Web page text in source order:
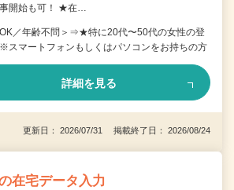
開始も可！ ★在…
OK／年齢不問＞⇒★特に20代〜50代の女性の登
マートフォンもしくはパソコンをお持ちの方
詳細を見る
更新日： 2026/07/31 掲載終了日： 2026/08/24
在宅データ入力